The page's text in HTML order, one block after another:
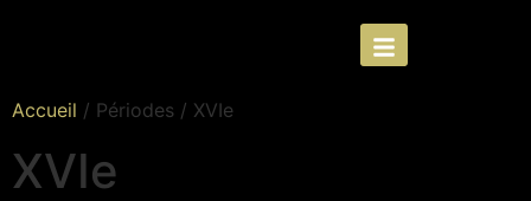
Accueil / Périodes / XVIe
XVIe